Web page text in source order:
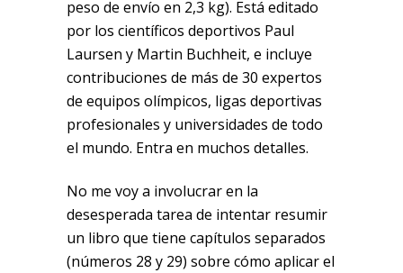
peso de envío en 2,3 kg). Está editado
por los científicos deportivos Paul
Laursen y Martin Buchheit, e incluye
contribuciones de más de 30 expertos
de equipos olímpicos, ligas deportivas
profesionales y universidades de todo
el mundo. Entra en muchos detalles.
No me voy a involucrar en la
desesperada tarea de intentar resumir
un libro que tiene capítulos separados
(números 28 y 29) sobre cómo aplicar el